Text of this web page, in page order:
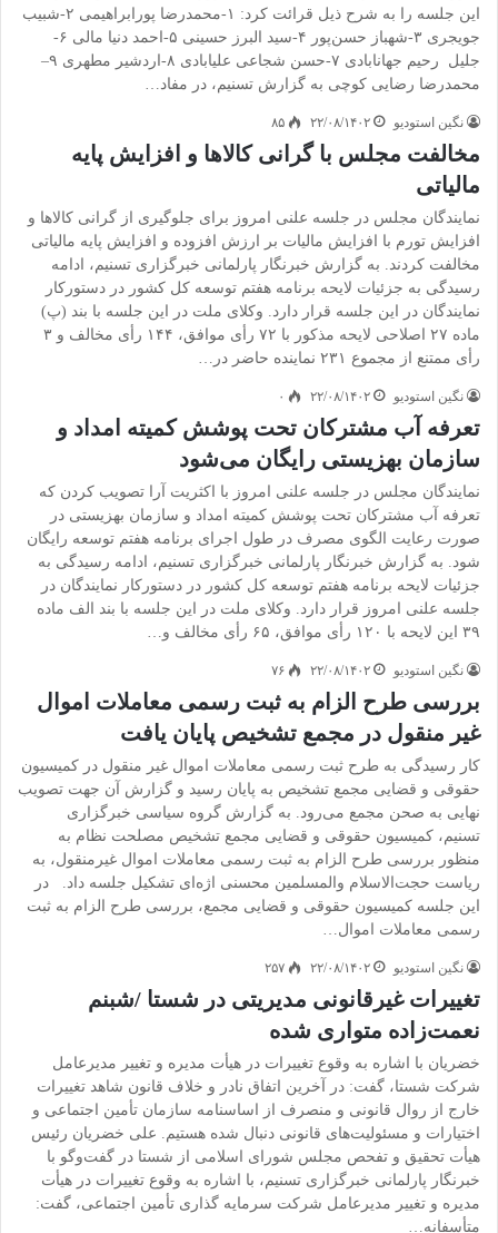
این جلسه را به شرح ذیل قرائت کرد: ۱-محمدرضا پورابراهیمی ۲-شبیب
جویجری ۳-شهباز حسن‌پور ۴-سید البرز حسینی ۵-احمد دنیا مالی ۶-
جلیل رحیم جهانابادی ۷-حسن شجاعی علیابادی ۸-اردشیر مطهری ۹–
محمدرضا رضایی کوچی به گزارش تسنیم، در مفاد…
نگین استودیو ۲۲/۰۸/۱۴۰۲ ۸۵
مخالفت مجلس با گرانی کالاها و افزایش پایه
مالیاتی
نمایندگان مجلس در جلسه علنی امروز برای جلوگیری از گرانی کالاها و
افزایش تورم با افزایش مالیات بر ارزش افزوده و افزایش پایه مالیاتی
مخالفت کردند. به گزارش خبرنگار پارلمانی خبرگزاری تسنیم، ادامه
رسیدگی به جزئیات لایحه برنامه هفتم توسعه کل کشور در دستورکار
نمایندگان در این جلسه قرار دارد. وکلای ملت در این جلسه با بند (پ)
ماده ۲۷ اصلاحی لایحه مذکور با ۷۲ رأی موافق، ۱۴۴ رأی مخالف و ۳
رأی ممتنع از مجموع ۲۳۱ نماینده حاضر در…
نگین استودیو ۲۲/۰۸/۱۴۰۲ ۰
تعرفه آب مشترکان تحت پوشش کمیته امداد و
سازمان بهزیستی رایگان می‌شود
نمایندگان مجلس در جلسه علنی امروز با اکثریت آرا تصویب کردن که
تعرفه آب مشترکان تحت پوشش کمیته امداد و سازمان بهزیستی در
صورت رعایت الگوی مصرف در طول اجرای برنامه هفتم توسعه رایگان
شود. به گزارش خبرنگار پارلمانی خبرگزاری تسنیم، ادامه رسیدگی به
جزئیات لایحه برنامه هفتم توسعه کل کشور در دستورکار نمایندگان در
جلسه علنی امروز قرار دارد. وکلای ملت در این جلسه با بند الف ماده
۳۹ این لایحه با ۱۲۰ رأی موافق، ۶۵ رأی مخالف و…
نگین استودیو ۲۲/۰۸/۱۴۰۲ ۷۶
بررسی طرح الزام به ثبت رسمی معاملات اموال
غیر منقول در مجمع تشخیص پایان یافت
کار رسیدگی به طرح ثبت رسمی معاملات اموال غیر منقول در کمیسیون
حقوقی و قضایی مجمع تشخیص به پایان رسید و گزارش آن جهت تصویب
نهایی به صحن مجمع می‌رود. به گزارش گروه سیاسی خبرگزاری
تسنیم، کمیسیون حقوقی و قضایی مجمع تشخیص مصلحت نظام به
منظور بررسی طرح الزام به ثبت رسمی معاملات اموال غیرمنقول، به
ریاست حجت‌الاسلام والمسلمین محسنی اژه‌ای تشکیل جلسه داد. در
این جلسه کمیسیون حقوقی و قضایی مجمع، بررسی طرح الزام به ثبت
رسمی معاملات اموال…
نگین استودیو ۲۲/۰۸/۱۴۰۲ ۲۵۷
تغییرات غیرقانونی مدیریتی در شستا /شبنم
نعمت‌زاده متواری شده
خضریان با اشاره به وقوع تغییرات در هیأت مدیره و تغییر مدیرعامل
شرکت شستا، گفت: در آخرین اتفاق نادر و خلاف قانون شاهد تغییرات
خارج از روال قانونی و منصرف از اساسنامه سازمان تأمین اجتماعی و
اختیارات و مسئولیت‌های قانونی دنبال شده هستیم. علی خضریان رئیس
هیأت تحقیق و تفحص مجلس شورای اسلامی از شستا در گفت‌وگو با
خبرنگار پارلمانی خبرگزاری تسنیم، با اشاره به وقوع تغییرات در هیأت
مدیره و تغییر مدیرعامل شرکت سرمایه گذاری تأمین اجتماعی، گفت:
متأسفانه…